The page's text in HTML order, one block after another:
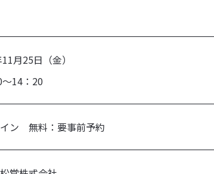
月25日（金）
～14：20
イン 無料：要事前予約